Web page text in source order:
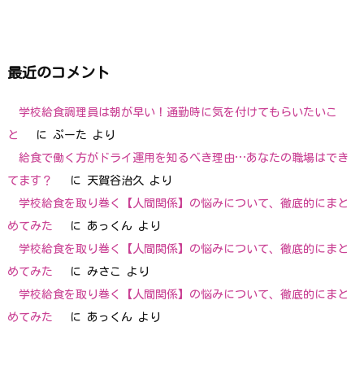
最近のコメント
学校給食調理員は朝が早い！通勤時に気を付けてもらいたいこ
と
に ぷーた より
給食で働く方がドライ運用を知るべき理由…あなたの職場はでき
てます？
に 天賀谷治久 より
学校給食を取り巻く【人間関係】の悩みについて、徹底的にまと
めてみた
に あっくん より
学校給食を取り巻く【人間関係】の悩みについて、徹底的にまと
めてみた
に みさこ
より
学校給食を取り巻く【人間関係】の悩みについて、徹底的にまと
めてみた
に あっくん より